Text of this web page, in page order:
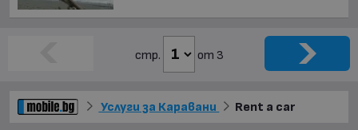
стр. от 3
Услуги за Каравани Rent a car